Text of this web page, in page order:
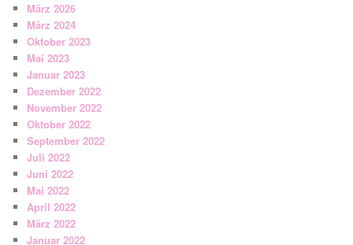
März 2026
März 2024
Oktober 2023
Mai 2023
Januar 2023
Dezember 2022
November 2022
Oktober 2022
September 2022
Juli 2022
Juni 2022
Mai 2022
April 2022
März 2022
Januar 2022